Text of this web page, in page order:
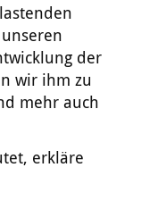
der
wir ihm zu
mehr auch
erkläre